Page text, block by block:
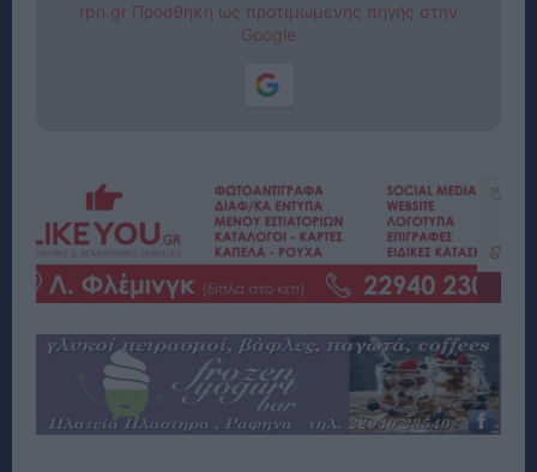
rpn.gr Προσθήκη ως προτιμώμενης πηγής στην
Google